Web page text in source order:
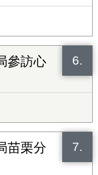
6.
參訪心
7.
苗栗分